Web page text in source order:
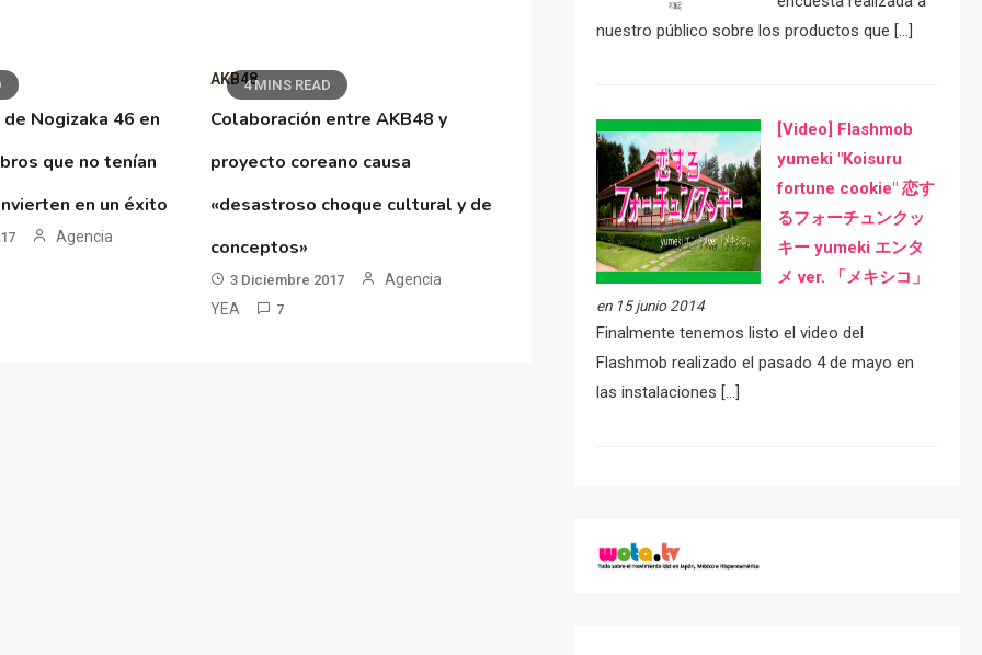
Nogizaka 46 en
que no tenían
en un éxito
Agencia
4 MINS READ
AKB48
Colaboración entre AKB48 y
proyecto coreano causa
«desastroso choque cultural y de
conceptos»
3 Diciembre 2017
Agencia
YEA
7
nuestro público sobre los productos que […]
[Video] Flashmob
yumeki "Koisuru
fortune cookie" 恋す
るフォーチュンクッ
キー yumeki エンタ
メ ver. 「メキシコ」
en 15 junio 2014
Finalmente tenemos listo el video del
Flashmob realizado el pasado 4 de mayo en
las instalaciones […]